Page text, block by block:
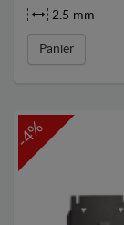
2.5 mm
Panier
-4%